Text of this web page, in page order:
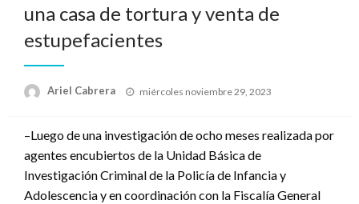
una casa de tortura y venta de
estupefacientes
Ariel Cabrera
Publicado
miércoles noviembre 29, 2023
–Luego de una investigación de ocho meses realizada por
agentes encubiertos de la Unidad Básica de
Investigación Criminal de la Policía de Infancia y
Adolescencia y en coordinación con la Fiscalía General